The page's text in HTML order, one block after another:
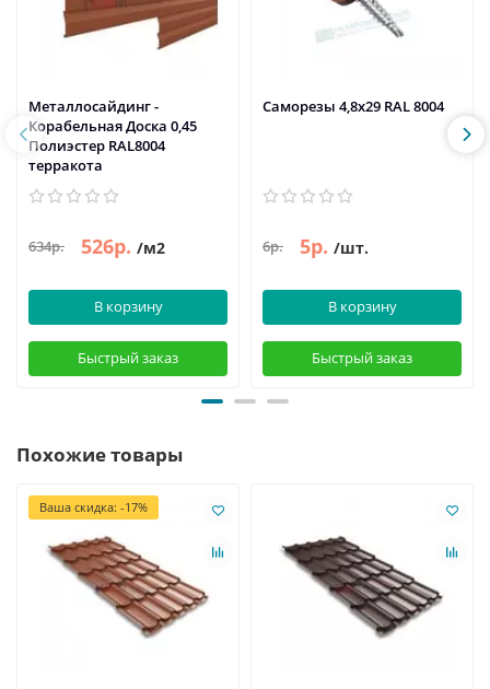
Металлосайдинг -
Корабельная Доска 0,45
Полиэстер RAL8004
терракота
634р. 526р. /м2
В корзину
Быстрый заказ
Саморезы 4,8х29 RAL 8004
6р. 5р. /шт.
В корзину
Быстрый заказ
Похожие товары
Ваша скидка: -17%